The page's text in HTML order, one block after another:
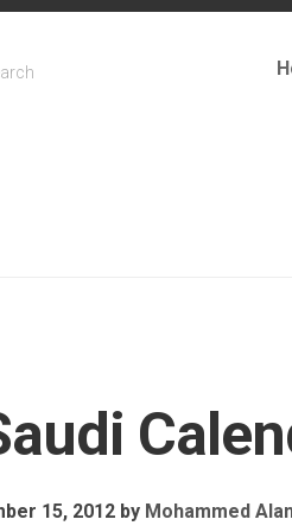
15, 2012 by Mohammed